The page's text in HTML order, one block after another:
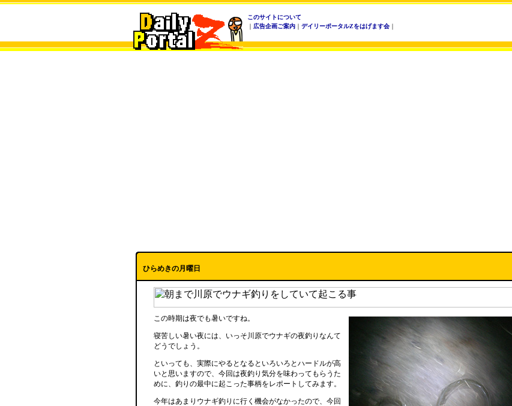
このサイトについて
｜ 広告企画ご案内 ｜ デイリーポータルZをはげます会 ｜
ひらめきの月曜日
この時期は夜でも暑いですね。
寝苦しい暑い夜には、いっそ川原でウナギの夜釣りなんて
どうでしょう。
といっても、実際にやるとなるといろいろとハードルが高
いと思いますので、今回は夜釣り気分を味わってもらうた
めに、釣りの最中に起こった事柄をレポートしてみます。
今年はあまりウナギ釣りに行く機会がなかったので、今回